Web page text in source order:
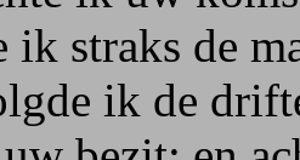
ik straks de
ik de